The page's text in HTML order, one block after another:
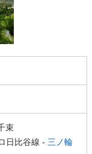
束
日比谷線 - 三ノ輪